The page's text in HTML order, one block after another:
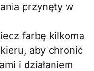
przynęty w
farbę kilkoma
aby chronić
i działaniem